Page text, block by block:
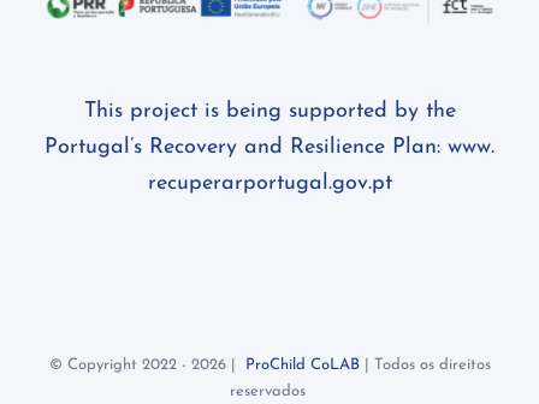
This project is being supported by the
Portugal’s Recovery and Resilience Plan: www.
recuperarportugal.gov.pt
© Copyright 2022 - 2026 | ProChild CoLAB| Todos os direitos
reservados